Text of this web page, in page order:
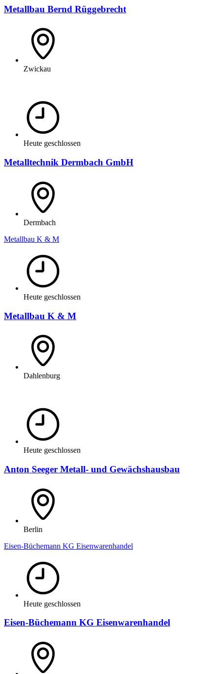
Metallbau Bernd Rüggebrecht
Zwickau
Heute geschlossen
Metalltechnik Dermbach GmbH
Dermbach
Metallbau K & M
Heute geschlossen
Metallbau K & M
Dahlenburg
Heute geschlossen
Anton Seeger Metall- und Gewächshausbau
Berlin
Eisen-Büchemann KG Eisenwarenhandel
Heute geschlossen
Eisen-Büchemann KG Eisenwarenhandel